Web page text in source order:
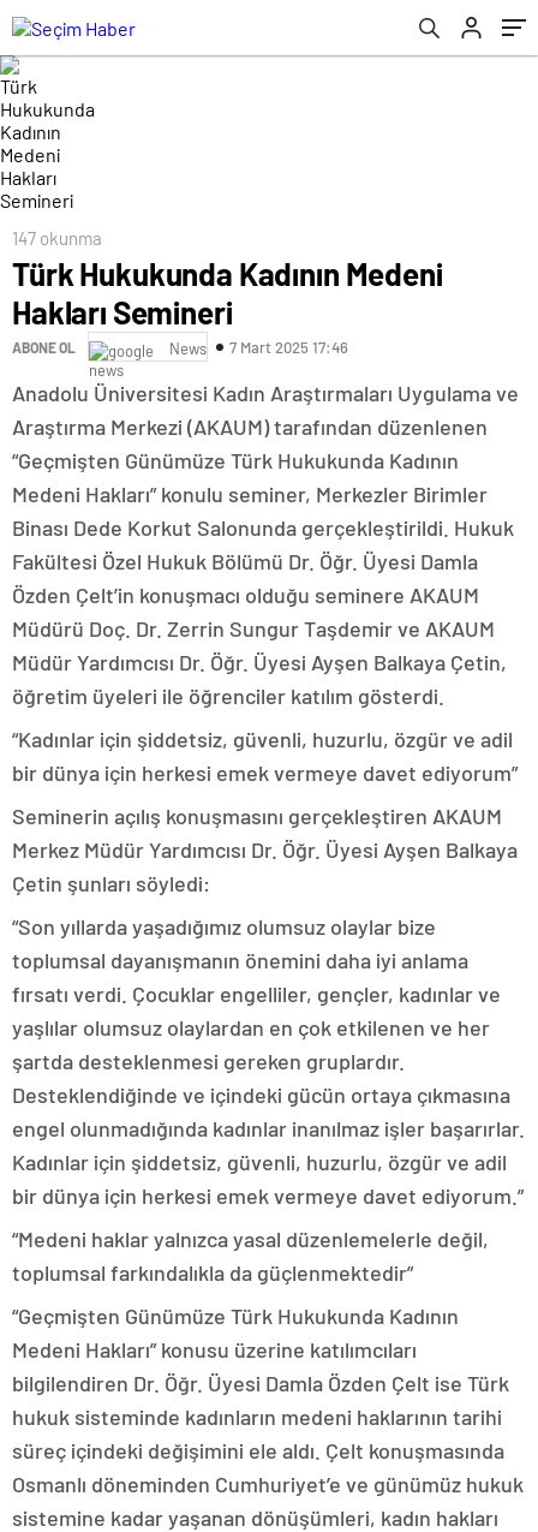
147 okunma
Türk Hukukunda Kadının Medeni
Hakları Semineri
ABONE OL News 7 Mart 2025 17:46
Anadolu Üniversitesi Kadın Araştırmaları Uygulama ve
Araştırma Merkezi (AKAUM) tarafından düzenlenen
“Geçmişten Günümüze Türk Hukukunda Kadının
Medeni Hakları” konulu seminer, Merkezler Birimler
Binası Dede Korkut Salonunda gerçekleştirildi. Hukuk
Fakültesi Özel Hukuk Bölümü Dr. Öğr. Üyesi Damla
Özden Çelt’in konuşmacı olduğu seminere AKAUM
Müdürü Doç. Dr. Zerrin Sungur Taşdemir ve AKAUM
Müdür Yardımcısı Dr. Öğr. Üyesi Ayşen Balkaya Çetin,
öğretim üyeleri ile öğrenciler katılım gösterdi.
“Kadınlar için şiddetsiz, güvenli, huzurlu, özgür ve adil
bir dünya için herkesi emek vermeye davet ediyorum”
Seminerin açılış konuşmasını gerçekleştiren AKAUM
Merkez Müdür Yardımcısı Dr. Öğr. Üyesi Ayşen Balkaya
Çetin şunları söyledi:
“Son yıllarda yaşadığımız olumsuz olaylar bize
toplumsal dayanışmanın önemini daha iyi anlama
fırsatı verdi. Çocuklar engelliler, gençler, kadınlar ve
yaşlılar olumsuz olaylardan en çok etkilenen ve her
şartda desteklenmesi gereken gruplardır.
Desteklendiğinde ve içindeki gücün ortaya çıkmasına
engel olunmadığında kadınlar inanılmaz işler başarırlar.
Kadınlar için şiddetsiz, güvenli, huzurlu, özgür ve adil
bir dünya için herkesi emek vermeye davet ediyorum.”
“Medeni haklar yalnızca yasal düzenlemelerle değil,
toplumsal farkındalıkla da güçlenmektedir”
“Geçmişten Günümüze Türk Hukukunda Kadının
Medeni Hakları” konusu üzerine katılımcıları
bilgilendiren Dr. Öğr. Üyesi Damla Özden Çelt ise Türk
hukuk sisteminde kadınların medeni haklarının tarihi
süreç içindeki değişimini ele aldı. Çelt konuşmasında
Osmanlı döneminden Cumhuriyet’e ve günümüz hukuk
sistemine kadar yaşanan dönüşümleri, kadın hakları